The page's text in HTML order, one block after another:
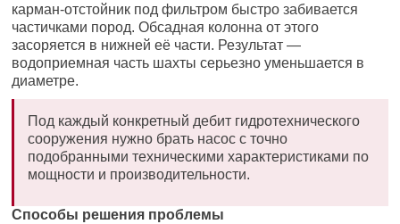
карман-отстойник под фильтром быстро забивается
частичками пород. Обсадная колонна от этого
засоряется в нижней её части. Результат —
водоприемная часть шахты серьезно уменьшается в
диаметре.
Под каждый конкретный дебит гидротехнического
сооружения нужно брать насос с точно
подобранными техническими характеристиками по
мощности и производительности.
Способы решения проблемы